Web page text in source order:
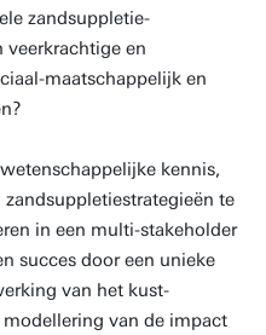
zandsuppletie-
veerkrachtige en
maatschappelijk en
kennis,
te
in een multi-stakeholder
succes door een unieke
van het kust-
van de impact